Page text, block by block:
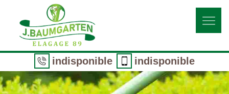
indisponible indisponible